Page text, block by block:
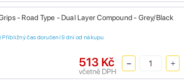
- Road Type - Dual Layer Compound - Grey/Black
čas doručení 9 dní od nákupu
513 Kč
včetně DPH